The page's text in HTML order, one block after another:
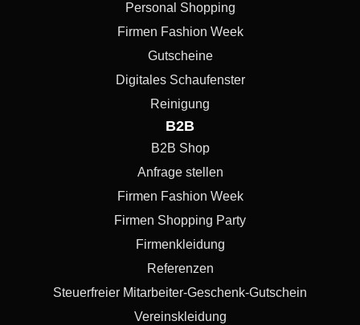
Personal Shopping
Firmen Fashion Week
Gutscheine
Digitales Schaufenster
Reinigung
B2B
B2B Shop
Anfrage stellen
Firmen Fashion Week
Firmen Shopping Party
Firmenkleidung
Referenzen
Steuerfreier Mitarbeiter-Geschenk-Gutschein
Vereinskleidung